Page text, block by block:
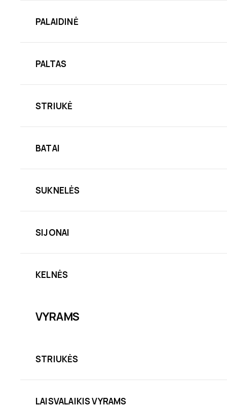
PALAIDINĖ
PALTAS
STRIUKĖ
BATAI
SUKNELĖS
SIJONAI
KELNĖS
VYRAMS
STRIUKĖS
LAISVALAIKIS VYRAMS